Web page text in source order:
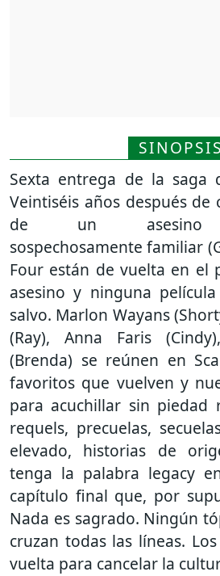
SINOPSIS
Sexta entrega de la saga
Veintiséis años después de
de un asesino
sospechosamente familiar
Four están de vuelta en el
asesino y ninguna
salvo. Marlon Wayans
(Ray), Anna Faris
(Brenda) se reúnen en
favoritos que vuelven y
para acuchillar sin piedad
requels, precuelas,
elevado, historias de
tenga la palabra legacy
capítulo final que, por
Nada es sagrado. Ningún
cruzan todas las líneas.
vuelta para cancelar la